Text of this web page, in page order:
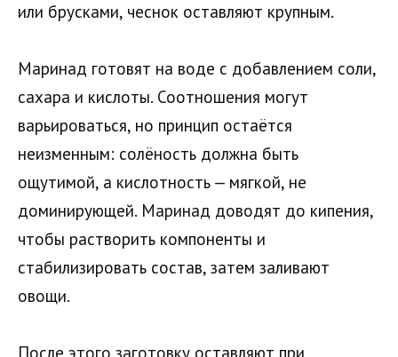
или брусками, чеснок оставляют крупным.
Маринад готовят на воде с добавлением соли,
сахара и кислоты. Соотношения могут
варьироваться, но принцип остаётся
неизменным: солёность должна быть
ощутимой, а кислотность — мягкой, не
доминирующей. Маринад доводят до кипения,
чтобы растворить компоненты и
стабилизировать состав, затем заливают
овощи.